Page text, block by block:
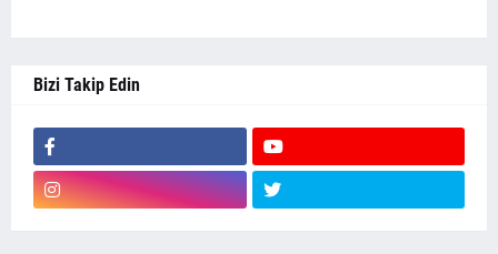
Bizi Takip Edin